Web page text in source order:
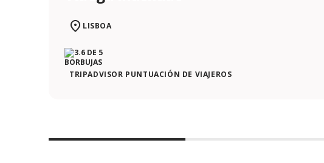
LISBOA
TRIPADVISOR PUNTUACIÓN DE VIAJEROS